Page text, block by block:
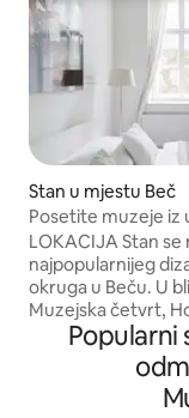
Stan u mjestu Beč
Posetite muzeje iz
Dizajnerskoj četvrti
LOKACIJA Stan se
najpopularnijeg
okruga u Beču. U
Muzejska četvrt,
Ringstrasse sa
građevinama,
mnoštvo
Popularni